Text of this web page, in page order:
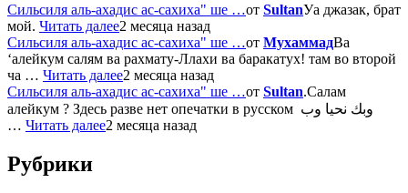
Сильсиля аль-ахадис ас-сахиха" ше …от SultanУа джазак, брат
мой. Читать далее2 месяца назад
Сильсиля аль-ахадис ас-сахиха" ше …от МухаммадВа
‘алейкум салям ва рахмату-Ллахи ва баракатух! там во второй
ча … Читать далее2 месяца назад
Сильсиля аль-ахадис ас-сахиха" ше …от Sultan.Салам
алейкум ? Здесь разве нет опечатки в русском وبك نحيا وب
… Читать далее2 месяца назад
Рубрики